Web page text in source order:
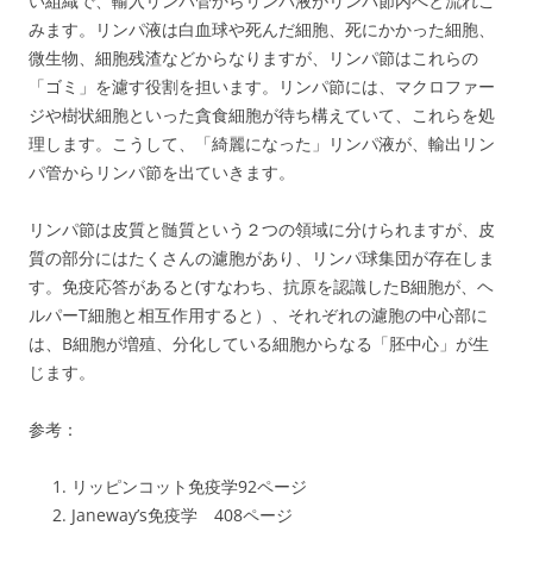
みます。リンパ液は白血球や死んだ細胞、死にかかった細胞、
微生物、細胞残渣などからなりますが、リンパ節はこれらの
「ゴミ」を濾す役割を担います。リンパ節には、マクロファー
ジや樹状細胞といった貪食細胞が待ち構えていて、これらを処
理します。こうして、「綺麗になった」リンパ液が、輸出リン
パ管からリンパ節を出ていきます。
リンパ節は皮質と髄質という２つの領域に分けられますが、皮
質の部分にはたくさんの濾胞があり、リンパ球集団が存在しま
す。免疫応答があると(すなわち、抗原を認識したB細胞が、ヘ
ルパーT細胞と相互作用すると）、それぞれの濾胞の中心部に
は、B細胞が増殖、分化している細胞からなる「胚中心」が生
じます。
参考：
リッピンコット免疫学92ページ
Janeway’s免疫学 408ページ